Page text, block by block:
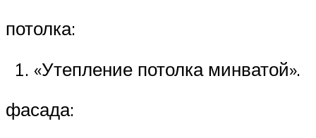
потолка:
«Утепление потолка минватой».
фасада: